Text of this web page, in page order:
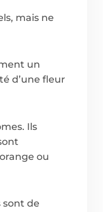
mais ne
un
d’une fleur
Ils
ou
sont de